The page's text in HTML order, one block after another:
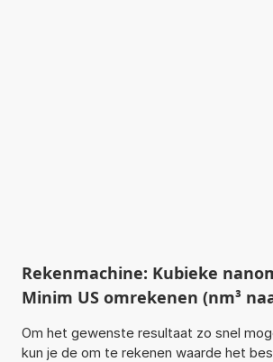
Rekenmachine: Kubieke
Minim US omrekenen (nm³
Om het gewenste resultaat zo snel
kun je de om te rekenen waarde het